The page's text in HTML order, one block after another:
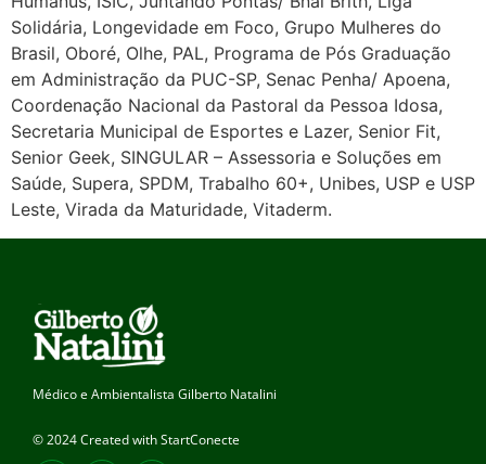
Solidária, Longevidade em Foco, Grupo Mulheres do
Brasil, Oboré, Olhe, PAL, Programa de Pós Graduação
em Administração da PUC-SP, Senac Penha/ Apoena,
Coordenação Nacional da Pastoral da Pessoa Idosa,
Secretaria Municipal de Esportes e Lazer, Senior Fit,
Senior Geek, SINGULAR – Assessoria e Soluções em
Saúde, Supera, SPDM, Trabalho 60+, Unibes, USP e USP
Leste, Virada da Maturidade, Vitaderm.
Médico e Ambientalista Gilberto Natalini
© 2024 Created with StartConecte